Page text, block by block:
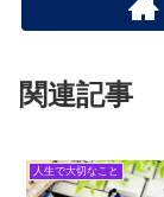
関連記事
人生で大切なこと